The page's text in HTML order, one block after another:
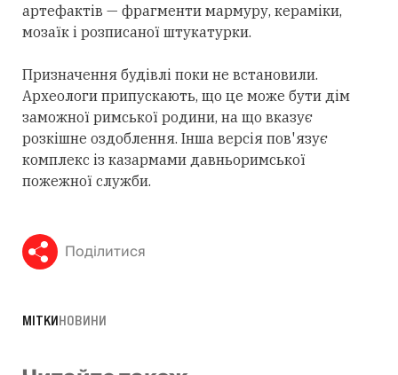
артефактів — фрагменти мармуру, кераміки,
мозаїк і розписаної штукатурки.
Призначення будівлі поки не встановили.
Археологи припускають, що це може бути дім
заможної римської родини, на що вказує
розкішне оздоблення. Інша версія пов'язує
комплекс із казармами давньоримської
пожежної служби.
Поділитися
МІТКИНОВИНИ